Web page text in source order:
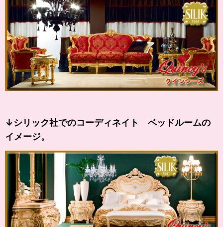
↓シリック社でのコーディネイト ベッドルームの
イメージ。